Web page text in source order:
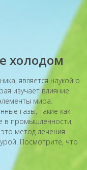
холодом
является наукой о
изучает влияние
мира.
газы, такие как
в промышленности,
метод лечения
Посмотрите, что